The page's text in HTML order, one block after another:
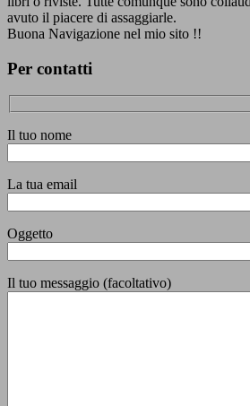
avuto il piacere di assaggiarle.
Buona Navigazione nel mio sito !!
Per contatti
Il tuo nome
La tua email
Oggetto
Il tuo messaggio (facoltativo)